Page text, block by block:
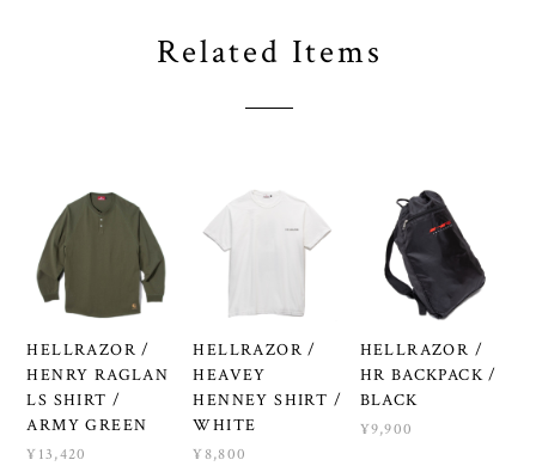
Related Items
HELLRAZOR /
HENRY RAGLAN
LS SHIRT /
ARMY GREEN
¥13,420
HELLRAZOR /
HEAVEY
HENNEY SHIRT /
WHITE
¥8,800
HELLRAZOR /
HR BACKPACK /
BLACK
¥9,900